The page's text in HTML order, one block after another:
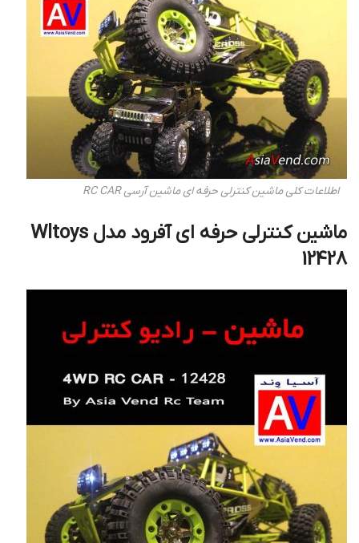
اطلاعات کلی ماشین کنترلی حرفه ای ماشین آرسی RC CAR
ماشین کنترلی حرفه ای آفرود مدل Wltoys
12428